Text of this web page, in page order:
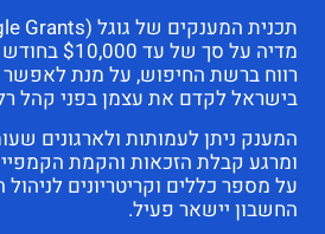
מדיה על סך
רווח ברשת החיפוש, על מנת לאפשר
בישראל לקדם את עצמן בפני קהל
המענק ניתן לעמותות ולארגונים
ומרגע קבלת הזכאות והקמת
על מספר כללים וקריטריונים
החשבון יישאר פעיל.